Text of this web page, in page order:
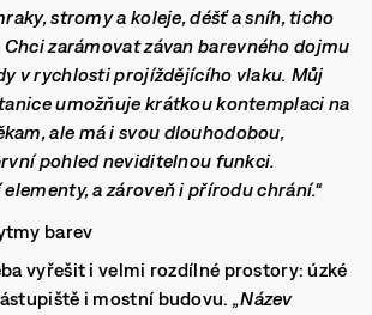
stromy a koleje, déšť a sníh, ticho
Chci zarámovat závan barevného dojmu
v rychlosti projíždějícího vlaku. Můj
umožňuje krátkou kontemplaci na
ale má i svou dlouhodobou,
pohled neviditelnou funkci.
a zároveň i přírodu chrání.“
barev
vyřešit i velmi rozdílné prostory: úzké
i mostní budovu. „Název